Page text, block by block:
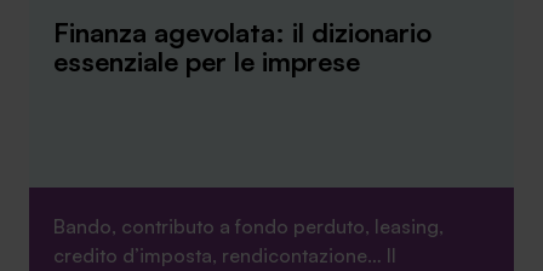
Finanza agevolata: il dizionario
essenziale per le imprese
Bando, contributo a fondo perduto, leasing,
credito d’imposta, rendicontazione… Il